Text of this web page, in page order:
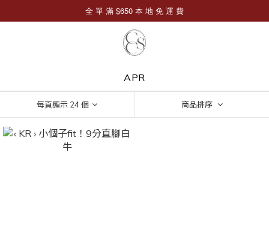
APR
每頁顯示 24 個 商品排序